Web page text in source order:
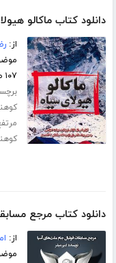
دانلود کتاب ماکالو
از:
۱۰۷ صفحه
دانلود کتاب مرجع
از: